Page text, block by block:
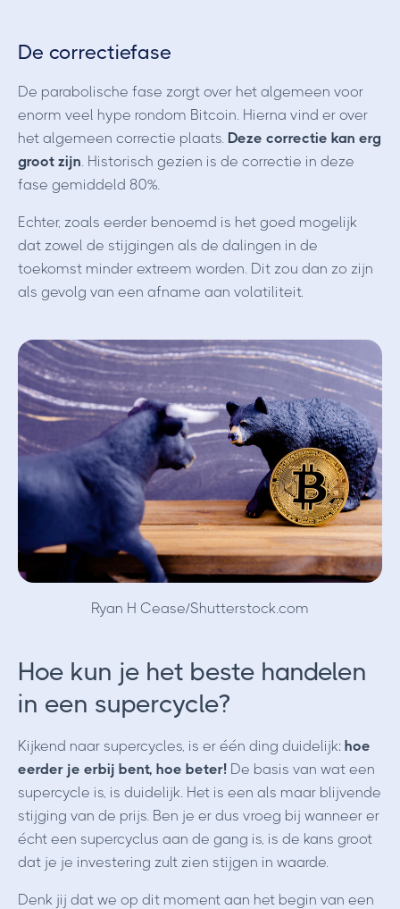
De correctiefase
De parabolische fase zorgt over het algemeen voor
enorm veel hype rondom Bitcoin. Hierna vind er over
het algemeen correctie plaats. Deze correctie kan erg
groot zijn . Historisch gezien is de correctie in deze
fase gemiddeld 80%.
Echter, zoals eerder benoemd is het goed mogelijk
dat zowel de stijgingen als de dalingen in de
toekomst minder extreem worden. Dit zou dan zo zijn
als gevolg van een afname aan volatiliteit.
Ryan H Cease/Shutterstock.com
Hoe kun je het beste handelen
in een supercycle?
Kijkend naar supercycles, is er één ding duidelijk: hoe
eerder je erbij bent, hoe beter! De basis van wat een
supercycle is, is duidelijk. Het is een als maar blijvende
stijging van de prijs. Ben je er dus vroeg bij wanneer er
écht een supercyclus aan de gang is, is de kans groot
dat je je investering zult zien stijgen in waarde.
Denk jij dat we op dit moment aan het begin van een